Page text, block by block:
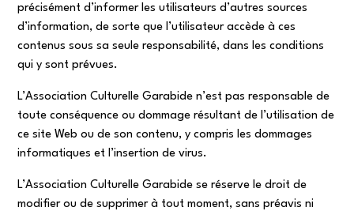
précisément d’informer les utilisateurs d’autres sources
d’information, de sorte que l’utilisateur accède à ces
contenus sous sa seule responsabilité, dans les conditions
qui y sont prévues.
L’Association Culturelle Garabide n’est pas responsable de
toute conséquence ou dommage résultant de l’utilisation de
ce site Web ou de son contenu, y compris les dommages
informatiques et l’insertion de virus.
L’Association Culturelle Garabide se réserve le droit de
modifier ou de supprimer à tout moment, sans préavis ni